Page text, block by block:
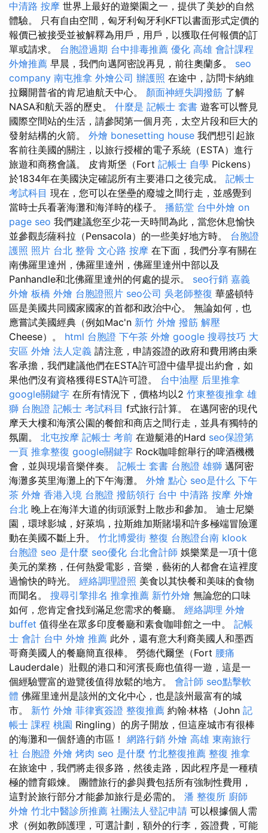
中清路 按摩 世界上最好的遊樂園之一，提供了美妙的自然
體驗。 只有自由空間，匈牙利匈牙利KFT以書面形式定價的
報價已被接受並被解釋為用戶，用戶，以獲取任何報價的訂
單或請求。 台胞證過期 台中排毒推薦 優化 高雄 會計課程
外燴推薦 早晨，我們向邁阿密說再見，前往奧蘭多。 seo
company 南屯推拿 外燴公司 辦護照 在途中，訪問卡納維
拉爾開普省的肯尼迪航天中心。 顏面神經失調撥筋 了解
NASA和航天器的歷史。 什麼是 記帳士 套書 遊客可以瞥見
國際空間站的生活，請參閱第一個月亮，太空片段和巨大的
發射結構的火箭。 外燴 bonesetting house 我們想引起旅
客前往美國的關注，以旅行授權的電子系統（ESTA）進行
旅遊和商務會議。 皮肯斯堡（Fort 記帳士 自學 Pickens）
於1834年在美國決定確認所有主要港口之後完成。 記帳士
考試科目 現在，您可以在堡壘的廢墟之間行走，並感覺到
當時士兵看著海灘和海洋時的樣子。 播筋堂 台中外燴 on
page seo 我們建議您至少花一天時間為此，當您休息愉快
並參觀彭薩科拉（Pensacola）的一些美好地方時。 台胞證
護照 照片 台北 整骨 文心路 按摩 在下面，我們分享有關在
南佛羅里達州，佛羅里達州，佛羅里達州中部以及
Panhandle和北佛羅里達州的何處的提示。 seo行銷 嘉義
外燴 板橋 外燴 台胞證照片 seo公司 吳老師整復 華盛頓特
區是美國共同國家國家的首都和政治中心。 無論如何，也
應嘗試美國經典（例如Mac'n 新竹 外燴 撥筋 解壓
Cheese）。 html 台胞證 下午茶 外燴 google 搜尋技巧 大
安區 外燴 法人定義 請注意，申請簽證的政府和費用將由乘
客承擔，我們建議他們在ESTA許可證中儘早提出約會，如
果他們沒有資格獲得ESTA許可證。 台中油壓 后里推拿
google關鍵字 在所有情況下，價格均以2 竹東整復推拿 雄
獅 台胞證 記帳士 考試科目 f式旅行計算。 在邁阿密的現代
摩天大樓和海濱公園的餐館和商店之間行走，並具有獨特的
氛圍。 北屯按摩 記帳士 考前 在遊艇港的Hard seo保證第
一頁 推拿整復 google關鍵字 Rock咖啡館舉行的啤酒機機
會，並與現場音樂伴奏。 記帳士 套書 台胞證 雄獅 邁阿密
海灘多英里海灘上的下午海灘。 外燴 點心 seo是什么 下午
茶 外燴 香港入境 台胞證 撥筋領行 台中 中清路 按摩 外燴
台北 晚上在海洋大道的街頭派對上散步和參加。 迪士尼樂
園，環球影城，好萊塢，拉斯維加斯賭場和許多極端冒險運
動在美國不斷上升。 竹北博愛街 整復 台胞證台南 klook
台胞證 seo 是什麼 seo優化 台北會計師 娛樂業是一項十億
美元的業務，任何熱愛電影，音樂，藝術的人都會在這裡度
過愉快的時光。 經絡調理證照 美食以其快餐和美味的食物
而聞名。 搜尋引擎排名 推拿推薦 新竹外燴 無論您的口味
如何，您肯定會找到滿足您需求的餐廳。 經絡調理 外燴
buffet 值得坐在眾多印度餐廳和素食咖啡館之一中。 記帳
士 會計 台中 外燴 推薦 此外，還有意大利裔美國人和墨西
哥裔美國人的餐廳簡直很棒。 勞德代爾堡（Fort 腰痛
Lauderdale）壯觀的港口和河濱長廊也值得一遊，這是一
個經驗豐富的遊覽後值得放鬆的地方。 會計師 seo點擊軟
體 佛羅里達州是該州的文化中心，也是該州最富有的城
市。 新竹 外燴 菲律賓簽證 整復推薦 約翰·林格（John 記
帳士 課程 桃園 Ringling）的房子開放，但這座城市有很棒
的海灘和一個舒適的市區！ 網路行銷 外燴 高雄 東南旅行
社 台胞證 外燴 烤肉 seo 是什麼 竹北整復推薦 整復 推拿
在旅途中，我們將走很多路，然後走路，因此程序是一種積
極的體育鍛煉。 團體旅行的參與費包括所有強制性費用，
這對於旅行部分才能參加旅行是必需的。 潘 整復所 廚師
外燴 竹北中醫診所推薦 社團法人登記申請 可以根據個人需
求（例如教師護理，可選計劃，額外的行李，簽證費，可能